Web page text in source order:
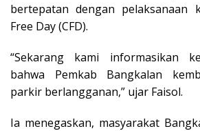
bertepatan dengan pelaksanaan
Free Day (CFD).
“Sekarang kami informasikan
bahwa Pemkab Bangkalan
parkir berlangganan,” ujar Faisol.
Ia menegaskan, masyarakat